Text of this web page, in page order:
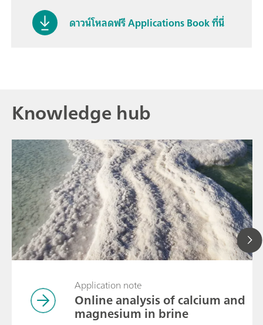
ดาวน์โหลดฟรี Applications Book ที่นี่
Knowledge hub
Application note
Online analysis of calcium and
magnesium in brine